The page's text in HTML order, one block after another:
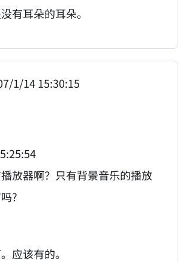
有耳朵的耳朵。
1/14 15:30:15
放器啊？只有背景音乐的播放
?
应该有的。